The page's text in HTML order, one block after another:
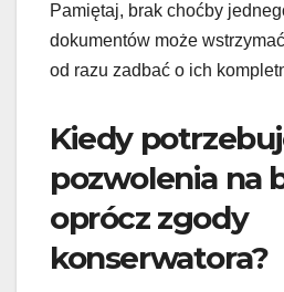
Pamiętaj, brak choćby
dokumentów może
od razu zadbać o ich
Kiedy
pozwolenia na
oprócz zgody
konserwatora?